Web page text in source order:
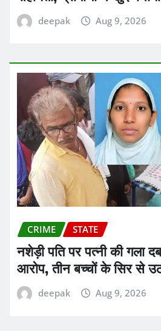
deepak Aug 9, 2026
CRIME STATE
नशेड़ी पति पर पत्नी की गला
आरोप, तीन बच्चों के सिर से
deepak Aug 9, 2026